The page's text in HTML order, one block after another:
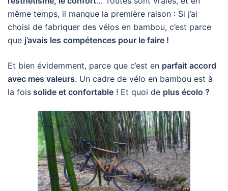
même temps, il manque la première raison : Si j’ai
choisi de fabriquer des vélos en bambou, c’est parce
que j’avais les compétences pour le faire !
Et bien évidemment, parce que c’est en parfait accord
avec mes valeurs. Un cadre de vélo en bambou est à
la fois solide et confortable ! Et quoi de plus écolo ?